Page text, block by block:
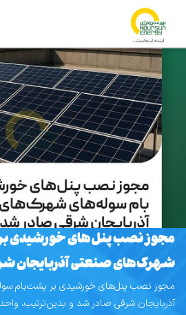
مجوز نصب پنل‌های خورشیدی
شهرک‌های صنعتی آذربایجان
مجوز نصب پنل‌های خورشیدی بر پشت‌بام
آذربایجان شرقی صادر شد و بدین‌ترتیب،